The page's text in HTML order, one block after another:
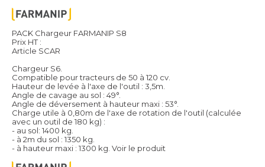
PACK Chargeur FARMANIP S8
Prix HT :
Article SCAR
Chargeur S6.
Compatible pour tracteurs de 50 à 120 cv.
Hauteur de levée à l'axe de l'outil : 3,5m.
Angle de cavage au sol : 49°.
Angle de déversement à hauteur maxi : 53°.
Charge utile à 0,80m de l'axe de rotation de l'outil (calculée
avec un outil de 180 kg) :
- au sol: 1400 kg.
- à 2m du sol : 1350 kg.
- à hauteur maxi : 1300 kg. Voir le produit